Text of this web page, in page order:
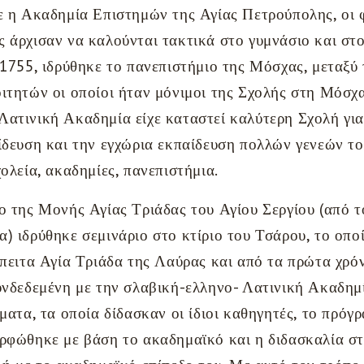
η Ακαδημία Επιστημών της Αγίας Πετρούπολης, οι
να καλούνται τακτικά στο γυμνάσιο και
ιδρύθηκε το πανεπιστήμιο της Μόσχας,
οι οποίοι ήταν μόνιμοι της Σχολής στη
Ακαδημία είχε καταστεί καλύτερη Σχολή
και την εγχώρια εκπαίδευση πολλών γενεών
ακαδημίες, πανεπιστήμια.
Μονής Αγίας Τριάδας του Αγίου Σεργίου (από
ιδρύθηκε σεμινάριο στο κτίριο του Τσάρου, το
Αγία Τριάδα της Λαύρας και από τα πρώτα
με την σλαβική-ελληνο- Λατινική
τα οποία δίδασκαν οι ίδιοι καθηγητές, το
με βάση το ακαδημαϊκό και η διδασκαλία